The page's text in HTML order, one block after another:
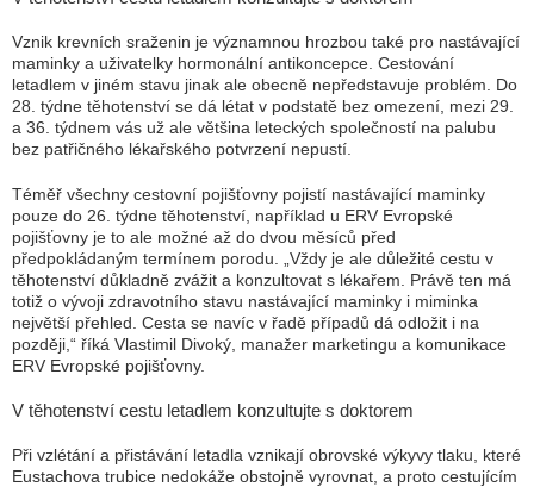
Vznik krevních sraženin je významnou hrozbou také pro nastávající
maminky a uživatelky hormonální antikoncepce. Cestování
letadlem v jiném stavu jinak ale obecně nepředstavuje problém. Do
28. týdne těhotenství se dá létat v podstatě bez omezení, mezi 29.
a 36. týdnem vás už ale většina leteckých společností na palubu
bez patřičného lékařského potvrzení nepustí.
Téměř všechny cestovní pojišťovny pojistí nastávající maminky
pouze do 26. týdne těhotenství, například u ERV Evropské
pojišťovny je to ale možné až do dvou měsíců před
předpokládaným termínem porodu. „Vždy je ale důležité cestu v
těhotenství důkladně zvážit a konzultovat s lékařem. Právě ten má
totiž o vývoji zdravotního stavu nastávající maminky i miminka
největší přehled. Cesta se navíc v řadě případů dá odložit i na
později,“ říká Vlastimil Divoký, manažer marketingu a komunikace
ERV Evropské pojišťovny.
V těhotenství cestu letadlem konzultujte s doktorem
Při vzlétání a přistávání letadla vznikají obrovské výkyvy tlaku, které
Eustachova trubice nedokáže obstojně vyrovnat, a proto cestujícím